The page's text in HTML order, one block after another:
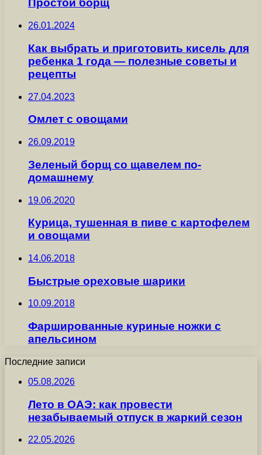
Простой борщ
26.01.2024
Как выбрать и приготовить кисель для
ребенка 1 года — полезные советы и
рецепты
27.04.2023
Омлет с овощами
26.09.2019
Зеленый борщ со щавелем по-
домашнему
19.06.2020
Курица, тушенная в пиве с картофелем
и овощами
14.06.2018
Быстрые ореховые шарики
10.09.2018
Фаршированные куриные ножки с
апельсином
Последние записи
05.08.2026
Лето в ОАЭ: как провести
незабываемый отпуск в жаркий сезон
22.05.2026